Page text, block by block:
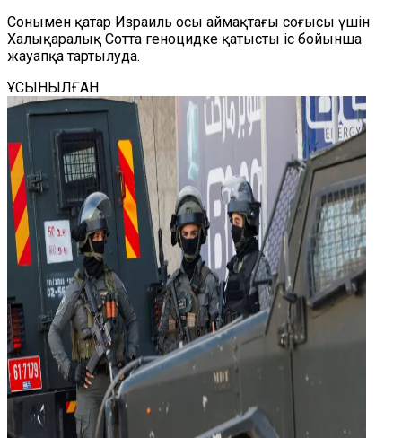
Сонымен қатар Израиль осы аймақтағы соғысы үшін
Халықаралық Сотта геноцидке қатысты іс бойынша
жауапқа тартылуда.
ҰСЫНЫЛҒАН